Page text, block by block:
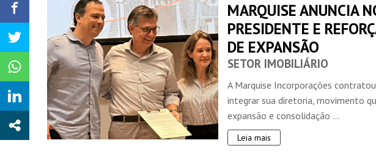
MARQUISE ANUNCIA
PRESIDENTE E
DE EXPANSÃO
SETOR IMOBILIÁRIO
A Marquise Incorporações
integrar sua diretoria, movimento
expansão e consolidação ...
Leia mais